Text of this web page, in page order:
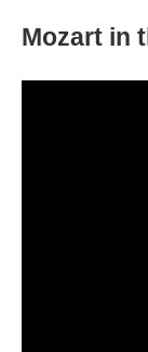
Mozart in